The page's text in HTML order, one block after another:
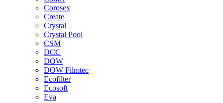
Corosex
Create
Crystal
Crystal Pool
CSM
DCC
DOW
DOW Filmtec
Ecofilter
Ecosoft
Eva